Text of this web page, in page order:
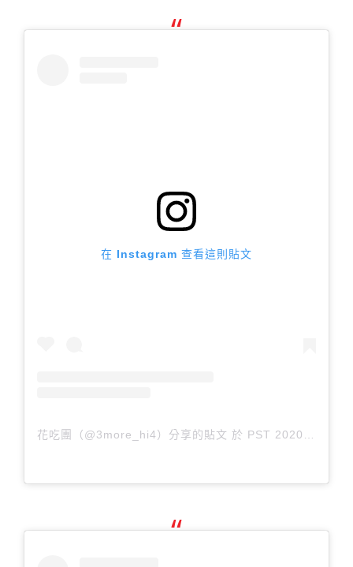
在 Instagram 查看這則貼文
花吃團（@3more_hi4）分享的貼文 於 PST 2020 年 2月 月 17 日 上午 7:57